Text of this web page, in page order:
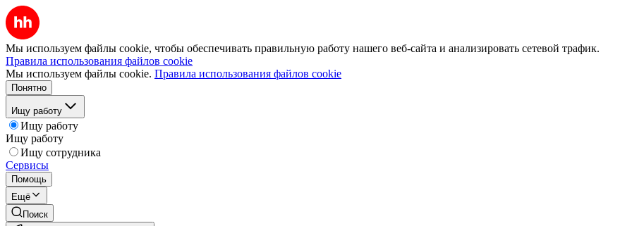
Мы используем файлы cookie, чтобы обеспечивать правильную работу нашего веб-сайта и анализировать сетевой трафик.
Правила использования файлов cookie
Мы используем файлы cookie. Правила использования файлов cookie
Понятно
Ищу работу
Ищу работу
Ищу работу
Ищу сотрудника
Сервисы
Помощь
Ещё
Поиск